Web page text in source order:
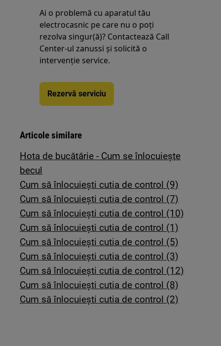
Ai o problemă cu aparatul tău
electrocasnic pe care nu o poţi
rezolva singur(ă)? Contactează Call
Center-ul zanussi și solicită o
intervenţie service.
Rezervă serviciu
Articole similare
Hota de bucătărie - Cum se înlocuiește
becul
Cum să înlocuiești cutia de control (9)
Cum să înlocuiești cutia de control (7)
Cum să înlocuiești cutia de control (10)
Cum să înlocuiești cutia de control (1)
Cum să înlocuiești cutia de control (5)
Cum să înlocuiești cutia de control (3)
Cum să înlocuiești cutia de control (12)
Cum să înlocuiești cutia de control (8)
Cum să înlocuiești cutia de control (2)